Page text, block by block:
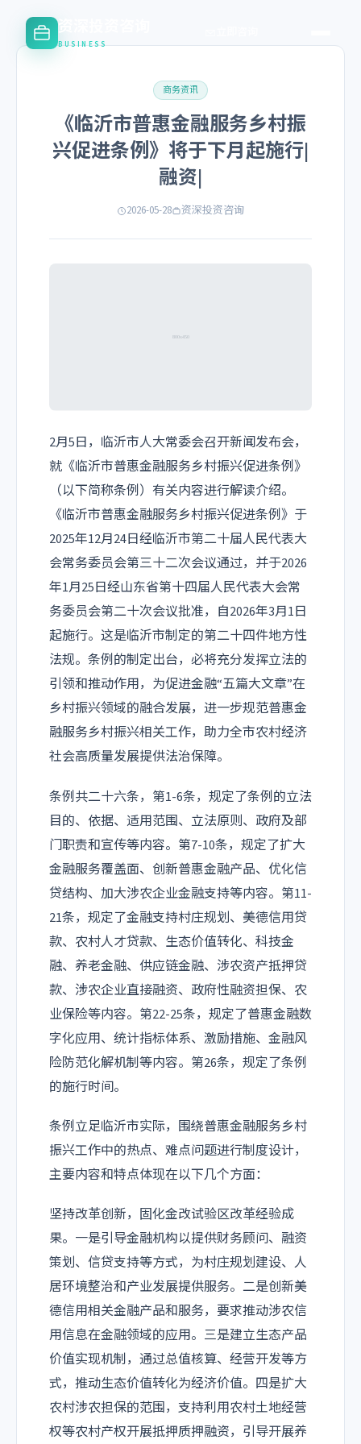
资深投资咨询
BUSINESS
商务资讯
《临沂市普惠金融服务乡村振
兴促进条例》将于下月起施行|
融资|
2026-05-28 资深投资咨询
2月5日，临沂市人大常委会召开新闻发布会，
就《临沂市普惠金融服务乡村振兴促进条例》
（以下简称条例）有关内容进行解读介绍。
《临沂市普惠金融服务乡村振兴促进条例》于
2025年12月24日经临沂市第二十届人民代表大
会常务委员会第三十二次会议通过，并于2026
年1月25日经山东省第十四届人民代表大会常
务委员会第二十次会议批准，自2026年3月1日
起施行。这是临沂市制定的第二十四件地方性
法规。条例的制定出台，必将充分发挥立法的
引领和推动作用，为促进金融“五篇大文章”在
乡村振兴领域的融合发展，进一步规范普惠金
融服务乡村振兴相关工作，助力全市农村经济
社会高质量发展提供法治保障。
条例共二十六条，第1-6条，规定了条例的立法
目的、依据、适用范围、立法原则、政府及部
门职责和宣传等内容。第7-10条，规定了扩大
金融服务覆盖面、创新普惠金融产品、优化信
贷结构、加大涉农企业金融支持等内容。第11-
21条，规定了金融支持村庄规划、美德信用贷
款、农村人才贷款、生态价值转化、科技金
融、养老金融、供应链金融、涉农资产抵押贷
款、涉农企业直接融资、政府性融资担保、农
业保险等内容。第22-25条，规定了普惠金融数
字化应用、统计指标体系、激励措施、金融风
险防范化解机制等内容。第26条，规定了条例
的施行时间。
条例立足临沂市实际，围绕普惠金融服务乡村
振兴工作中的热点、难点问题进行制度设计，
主要内容和特点体现在以下几个方面：
坚持改革创新，固化金改试验区改革经验成
果。一是引导金融机构以提供财务顾问、融资
策划、信贷支持等方式，为村庄规划建设、人
居环境整治和产业发展提供服务。二是创新美
德信用相关金融产品和服务，要求推动涉农信
用信息在金融领域的应用。三是建立生态产品
价值实现机制，通过总值核算、经营开发等方
式，推动生态价值转化为经济价值。四是扩大
农村涉农担保的范围，支持利用农村土地经营
权等农村产权开展抵押质押融资，引导开展养